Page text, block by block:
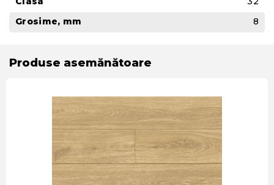
Grosime, mm
8
Produse asemănătoare